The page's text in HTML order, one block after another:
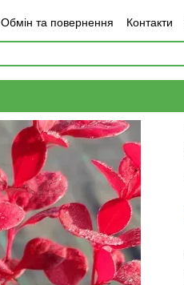
Обмін та повернення Контакти